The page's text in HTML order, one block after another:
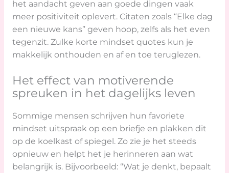
het aandacht geven aan goede dingen vaak
meer positiviteit oplevert. Citaten zoals “Elke dag
een nieuwe kans” geven hoop, zelfs als het even
tegenzit. Zulke korte mindset quotes kun je
makkelijk onthouden en af en toe teruglezen.
Het effect van motiverende
spreuken in het dagelijks leven
Sommige mensen schrijven hun favoriete
mindset uitspraak op een briefje en plakken dit
op de koelkast of spiegel. Zo zie je het steeds
opnieuw en helpt het je herinneren aan wat
belangrijk is. Bijvoorbeeld: “Wat je denkt, bepaalt